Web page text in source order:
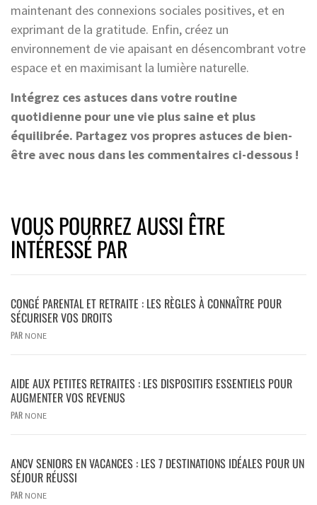
maintenant des connexions sociales positives, et en
exprimant de la gratitude. Enfin, créez un
environnement de vie apaisant en désencombrant votre
espace et en maximisant la lumière naturelle.
Intégrez ces astuces dans votre routine
quotidienne pour une vie plus saine et plus
équilibrée. Partagez vos propres astuces de bien-
être avec nous dans les commentaires ci-dessous !
VOUS POURREZ AUSSI ÊTRE
INTÉRESSÉ PAR
CONGÉ PARENTAL ET RETRAITE : LES RÈGLES À CONNAÎTRE POUR
SÉCURISER VOS DROITS
PAR NONE
AIDE AUX PETITES RETRAITES : LES DISPOSITIFS ESSENTIELS POUR
AUGMENTER VOS REVENUS
PAR NONE
ANCV SENIORS EN VACANCES : LES 7 DESTINATIONS IDÉALES POUR UN
SÉJOUR RÉUSSI
PAR NONE